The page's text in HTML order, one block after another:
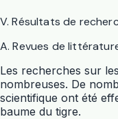
V. Résultats de
A. Revues de
Les recherches sur
nombreuses. De
scientifique ont été
baume du tigre.